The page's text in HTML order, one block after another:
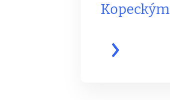
Kopeckým